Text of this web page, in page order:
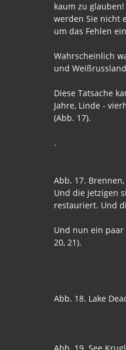
kaum zu
werden Sie nicht
um das Fehlen
Wahrscheinlich
und
Diese Tatsache
Jahre, Linde -
(Abb. 17).
.
Abb. 17.
Und die jetzigen
restauriert. Und
Und nun ein paar
20, 21).
Abb. 18. Lake